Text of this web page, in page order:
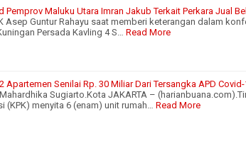
Pemprov Maluku Utara Imran Jakub Terkait Perkara Jual
Asep Guntur Rahayu saat memberi keterangan dalam
Persada Kavling 4 S…
Read More
Apartemen Senilai Rp. 30 Miliar Dari Tersangka APD
Sugiarto.Kota JAKARTA –
(KPK) menyita 6 (enam) unit rumah…
Read More